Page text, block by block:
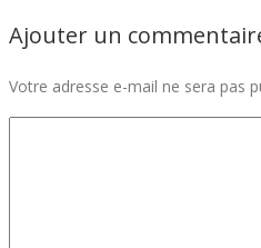
Ajouter un
Votre adresse e-mail ne sera pas